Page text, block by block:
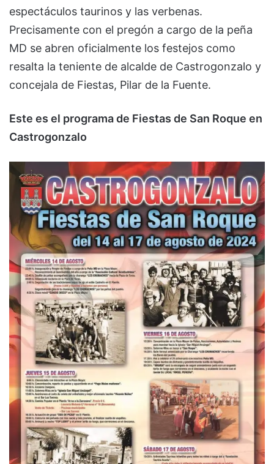
espectáculos taurinos y las verbenas.
Precisamente con el pregón a cargo de la peña
MD se abren oficialmente los festejos como
resalta la teniente de alcalde de Castrogonzalo y
concejala de Fiestas, Pilar de la Fuente.
Este es el programa de Fiestas de San Roque en
Castrogonzalo